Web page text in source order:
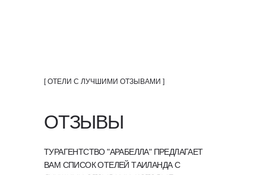
[ ОТЕЛИ С ЛУЧШИМИ ОТЗЫВАМИ ]
OТЗЫВЫ
ТУРАГЕНТСТВО "АРАБЕЛЛА" ПРЕДЛАГАЕТ
ВАМ СПИСОК ОТЕЛЕЙ ТАИЛАНДА С